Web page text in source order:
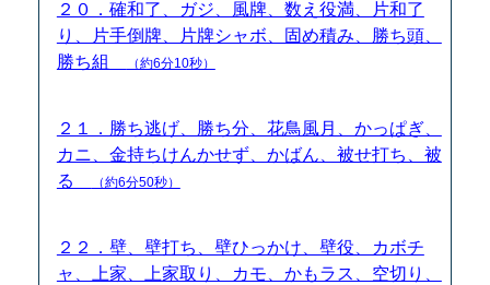
２０．確和了、ガジ、風牌、数え役満、片和了
り、片手倒牌、片牌シャボ、固め積み、勝ち頭、
勝ち組
（約6分10秒）
２１．勝ち逃げ、勝ち分、花鳥風月、かっぱぎ、
カニ、金持ちけんかせず、かばん、被せ打ち、被
る
（約6分50秒）
２２．壁、壁打ち、壁ひっかけ、壁役、カボチ
ャ、上家、上家取り、カモ、かもラス、空切り、